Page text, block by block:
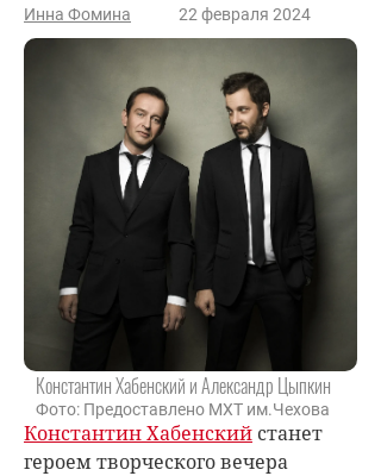
Инна Фомина 22 февраля 2024
Константин Хабенский и Александр Цыпкин
Фото: Предоставлено МХТ им.Чехова
Константин Хабенский станет
героем творческого вечера